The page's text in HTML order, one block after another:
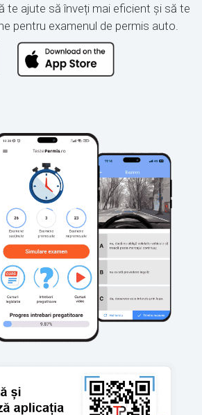
te ajute să înveți mai eficient și să te
pentru examenul de permis auto.